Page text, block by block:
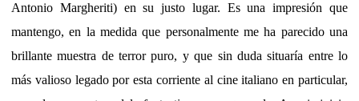
Antonio Margheriti) en su justo lugar. Es una impresión que
mantengo, en la medida que personalmente me ha parecido una
brillante muestra de terror puro, y que sin duda situaría entre lo
más valioso legado por esta corriente al cine italiano en particular,